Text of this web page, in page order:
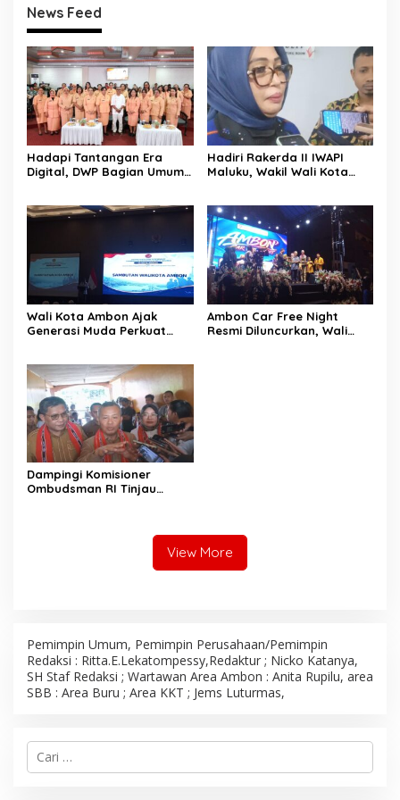
News Feed
Hadapi Tantangan Era
Digital, DWP Bagian Umum
Pola Asuh Holistik
Hadiri Rakerda II IWAPI
Maluku, Wakil Wali Kota
Pengusaha Perempuan
Wali Kota Ambon Ajak
Generasi Muda Perkuat
Ambon Car Free Night
Resmi Diluncurkan, Wali
Dampingi Komisioner
Ombudsman RI Tinjau
Benahi Semua Kendala
View More
Pemimpin Umum, Pemimpin Perusahaan/Pemimpin
Redaksi : Ritta.E.Lekatompessy,Redaktur ; Nicko Katanya,
SH Staf Redaksi ; Wartawan Area Ambon : Anita Rupilu, area
SBB : Area Buru ; Area KKT ; Jems Luturmas,
C